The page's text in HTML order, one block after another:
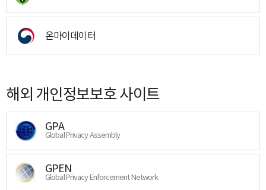
온마이데이터
해외 개인정보보호 사이트
GPA
Global Privacy Assembly
GPEN
Global Privacy Enforcement Network